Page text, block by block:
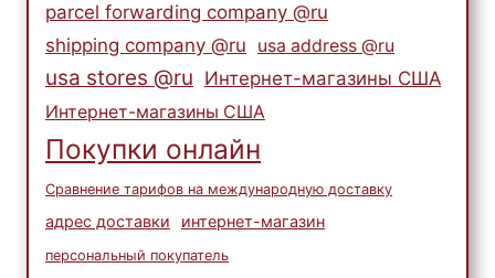
parcel forwarding company @ru
shipping company @ru
usa address @ru
usa stores @ru Интернет-магазины США
Интернет-магазины США
Покупки онлайн
Сравнение тарифов на международную доставку
адрес доставки интернет-магазин
персональный покупатель